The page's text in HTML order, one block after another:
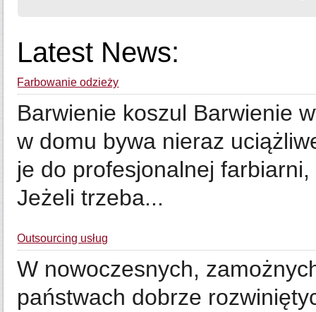
Latest News:
Farbowanie odzieży
Barwienie koszul Barwienie
w domu bywa nieraz
je do profesjonalnej
Jeżeli trzeba...
Outsourcing usług
W nowoczesnych,
państwach dobrze